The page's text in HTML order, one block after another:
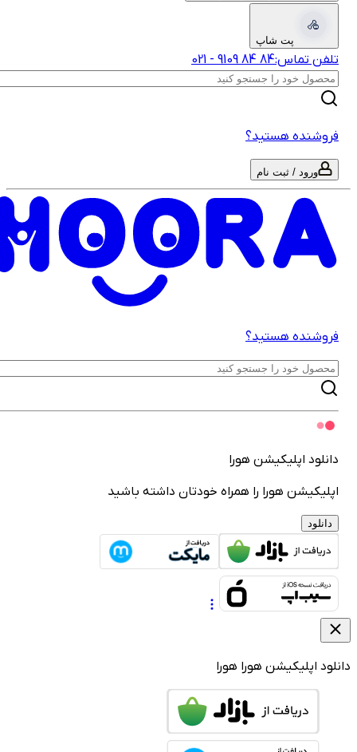
پت شاپ
تماس: 021-‎9109‎ ‎84‎ ‎84‎
هستید؟
ورود / ثبت نام
هستید؟
اپلیکیشن هورا
هورا را همراه خودتان داشته باشید
دانلود
اپلیکیشن هوراهورا